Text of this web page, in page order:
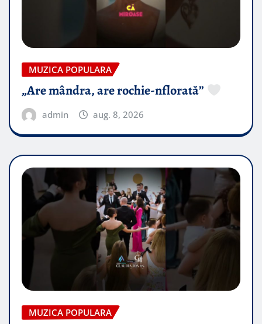
MUZICA POPULARA
„Are mândra, are rochie-nflorată”
admin aug. 8, 2026
MUZICA POPULARA